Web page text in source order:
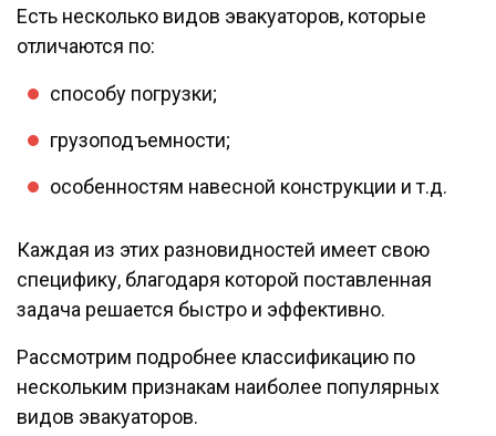
Есть несколько видов эвакуаторов, которые
отличаются по:
способу погрузки;
грузоподъемности;
особенностям навесной конструкции и т.д.
Каждая из этих разновидностей имеет свою
специфику, благодаря которой поставленная
задача решается быстро и эффективно.
Рассмотрим подробнее классификацию по
нескольким признакам наиболее популярных
видов эвакуаторов.